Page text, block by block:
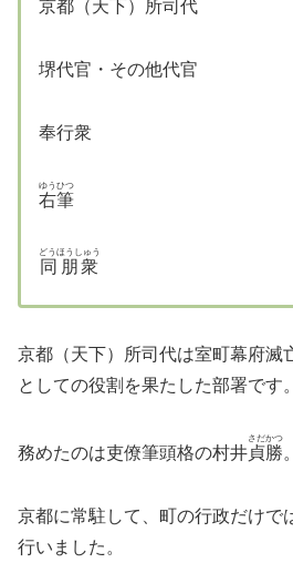
京都（天下）所司代
堺代官・その他代官
奉行衆
右筆
ゆうひつ
同朋衆
どうほうしゅう
京都（天下）所司代は室町幕府滅
としての役割を果たした部署です。
務めたのは吏僚筆頭格の村井貞勝
さだかつ
。
京都に常駐して、町の行政だけで
行いました。